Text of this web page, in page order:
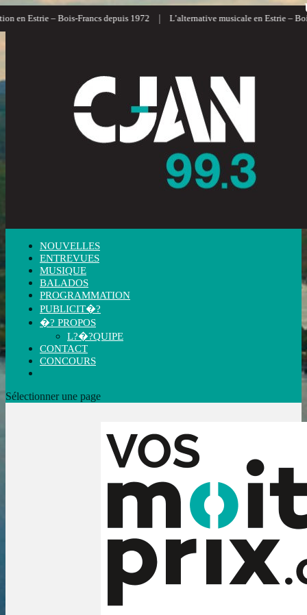
en Estrie – Bois-Francs depuis 1972 L’alternative musicale en Estrie –
NOUVELLES
ENTREVUES
MUSIQUE
BALADOS
PROGRAMMATION
PUBLICIT�?
�? PROPOS
L?�?QUIPE
CONTACT
CONCOURS
Sélectionner une page